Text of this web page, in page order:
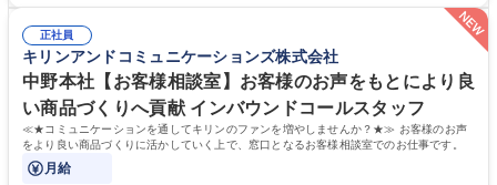
務人事】経験者歓迎！/阪急阪神HDグループ/年休124日
る当社で組織の次代を担うネクスト人材として長期的に成長したい方 ■周
囲のメンバーと協調しつつ主体性を持って能動的に業務を推進できる方 学
歴・資格 学歴：大学院 大学 高専 短大 専修学校 高校 語学力： 資格：
正社員
キリンアンドコミュニケーションズ株式会社
中野本社【お客様相談室】お客様のお声をもとにより良
い商品づくりへ貢献 インバウンドコールスタッフ
≪★コミュニケーションを通してキリンのファンを増やしませんか？★≫ お客様のお声
をより良い商品づくりに活かしていく上で、窓口となるお客様相談室でのお仕事です。
月給